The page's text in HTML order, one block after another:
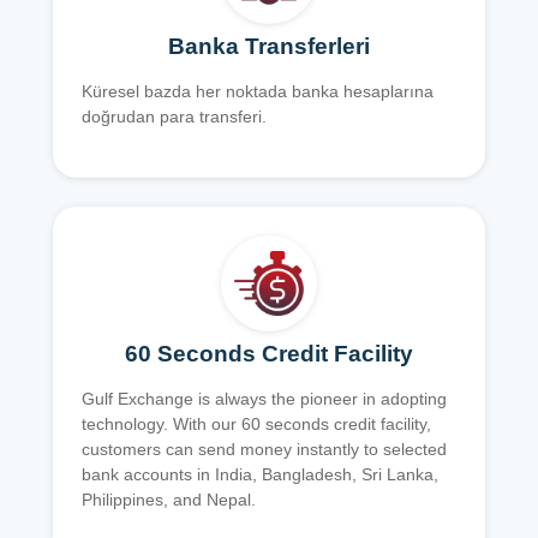
Banka Transferleri
Küresel bazda her noktada banka hesaplarına
doğrudan para transferi.
60 Seconds Credit Facility
Gulf Exchange is always the pioneer in adopting
technology. With our 60 seconds credit facility,
customers can send money instantly to selected
bank accounts in India, Bangladesh, Sri Lanka,
Philippines, and Nepal.